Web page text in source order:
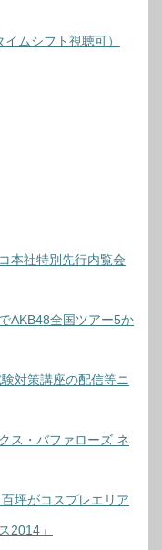
ムシフト視聴可）
本社特別先行内覧会
AKB48全国ツアー5か
対策講座の配信等ニ
ス・バファローズ ネ
坪がコスプレエリア
2014」